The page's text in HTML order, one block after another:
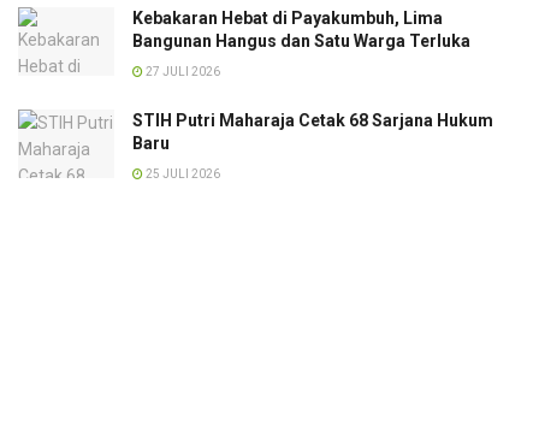
Kebakaran Hebat di Payakumbuh, Lima
Bangunan Hangus dan Satu Warga Terluka
27 JULI 2026
STIH Putri Maharaja Cetak 68 Sarjana Hukum
Baru
25 JULI 2026